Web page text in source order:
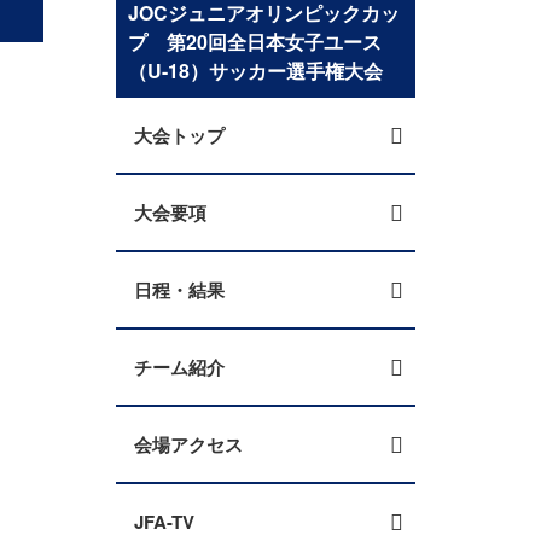
JOCジュニアオリンピックカッ
プ 第20回全日本女子ユース
（U-18）サッカー選手権大会
大会トップ
大会要項
日程・結果
チーム紹介
会場アクセス
JFA-TV